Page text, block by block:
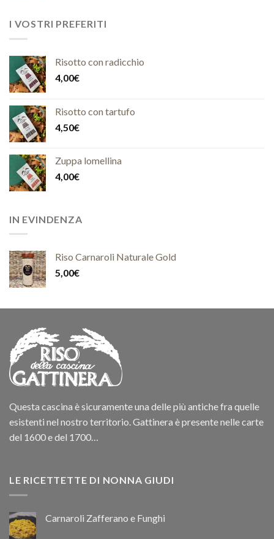
I VOSTRI PREFERITI
Risotto con radicchio
4,00€
Risotto con tartufo
4,50€
Zuppa lomellina
4,00€
IN EVINDENZA
Riso Carnaroli Naturale Gold
5,00€
Questa cascina è sicuramente una delle più antiche fra quelle
esistenti nel nostro territorio. Gattinera è presente nelle carte
del 1600 e del 1700…
LE RICETTETTE DI NONNA GIUDI
Carnaroli Zafferano e Funghi